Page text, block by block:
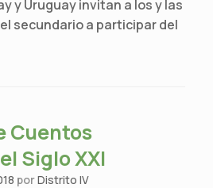
y Uruguay invitan a los y las
secundario a participar del
Cuentos
Siglo XXI
porDistrito IV